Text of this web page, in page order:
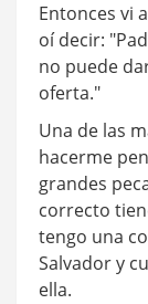
Entonces vi
oí decir:
no puede
oferta."
Una de las
hacerme
grandes
correcto
tengo una
Salvador y
ella.